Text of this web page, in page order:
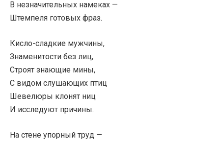
В незначительных намеках —
Штемпеля готовых фраз.
Кисло-сладкие мужчины,
Знаменитости без лиц,
Строят знающие мины,
С видом слушающих птиц
Шевелюры клонят ниц
И исследуют причины.
На стене упорный труд —